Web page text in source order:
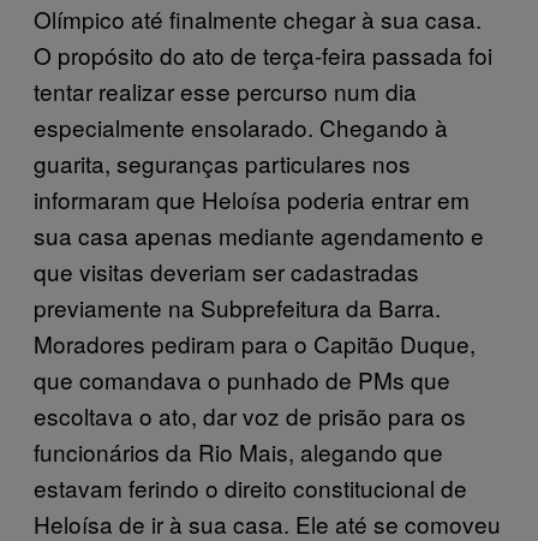
Olímpico até finalmente chegar à sua casa.
O propósito do ato de terça-feira passada foi
tentar realizar esse percurso num dia
especialmente ensolarado. Chegando à
guarita, seguranças particulares nos
informaram que Heloísa poderia entrar em
sua casa apenas mediante agendamento e
que visitas deveriam ser cadastradas
previamente na Subprefeitura da Barra.
Moradores pediram para o Capitão Duque,
que comandava o punhado de PMs que
escoltava o ato, dar voz de prisão para os
funcionários da Rio Mais, alegando que
estavam ferindo o direito constitucional de
Heloísa de ir à sua casa. Ele até se comoveu